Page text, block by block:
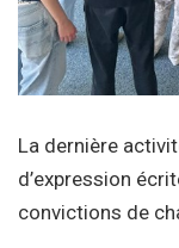
La dernière
d’expression
convictions de